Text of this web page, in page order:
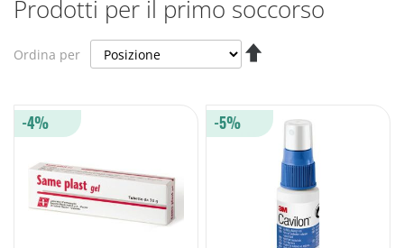
Prodotti per il primo soccorso
Ordina per
-4% -5%